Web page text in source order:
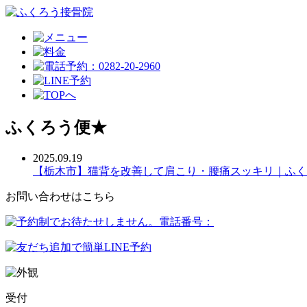
ふくろう便★
2025.09.19
【栃木市】猫背を改善して肩こり・腰痛スッキリ｜ふ
お問い合わせはこちら
受付